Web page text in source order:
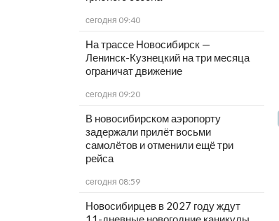
сегодня 09:40
На трассе Новосибирск —
Ленинск-Кузнецкий на три месяца
ограничат движение
сегодня 09:20
В новосибирском аэропорту
задержали прилёт восьми
самолётов и отменили ещё три
рейса
сегодня 08:59
Новосибирцев в 2027 году ждут